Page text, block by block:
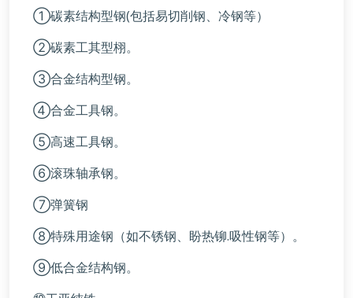
①碳素结构型钢(包括易切削钢、冷钢等）
②碳素工其型栩。
③合金结构型钢。
④合金工具钢。
⑤高速工具钢。
⑥滚珠轴承钢。
⑦弹簧钢
⑧特殊用途钢（如不锈钢、盼热铆.吸性钢等）。
⑨低合金结构钢。